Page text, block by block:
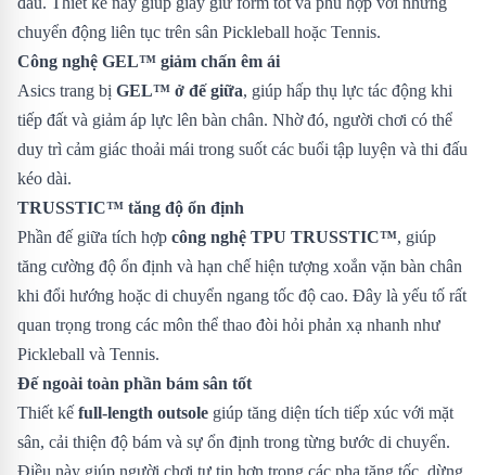
chuyển động liên tục trên sân Pickleball hoặc Tennis.
Công nghệ GEL™ giảm chấn êm ái
Asics trang bị GEL™ ở đế giữa, giúp hấp thụ lực tác động khi
tiếp đất và giảm áp lực lên bàn chân. Nhờ đó, người chơi có thể
duy trì cảm giác thoải mái trong suốt các buổi tập luyện và thi đấu
kéo dài.
TRUSSTIC™ tăng độ ổn định
Phần đế giữa tích hợp công nghệ TPU TRUSSTIC™, giúp
tăng cường độ ổn định và hạn chế hiện tượng xoắn vặn bàn chân
khi đổi hướng hoặc di chuyển ngang tốc độ cao. Đây là yếu tố rất
quan trọng trong các môn thể thao đòi hỏi phản xạ nhanh như
Pickleball và Tennis.
Đế ngoài toàn phần bám sân tốt
Thiết kế full-length outsole giúp tăng diện tích tiếp xúc với mặt
sân, cải thiện độ bám và sự ổn định trong từng bước di chuyển.
Điều này giúp người chơi tự tin hơn trong các pha tăng tốc, dừng